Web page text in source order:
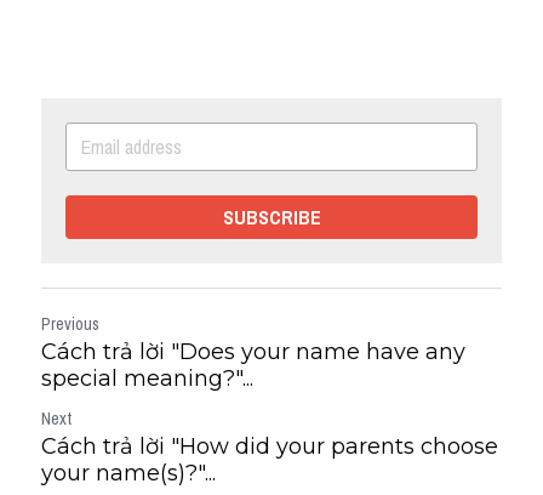
SUBSCRIBE
Previous
Cách trả lời "Does your name have any
special meaning?"...
Next
Cách trả lời "How did your parents choose
your name(s)?"...